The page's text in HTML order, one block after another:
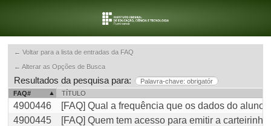
← Voltar para a lista de entradas da FAQ
← Alterar as Opções de Busca
Resultados da pesquisa para:
Palavra-chave: obrigatór
FAQ#
TÍTULO
4900446
[FAQ] Qual a frequência que os dados do
4900445
[FAQ] Quem tem acesso para emitir a